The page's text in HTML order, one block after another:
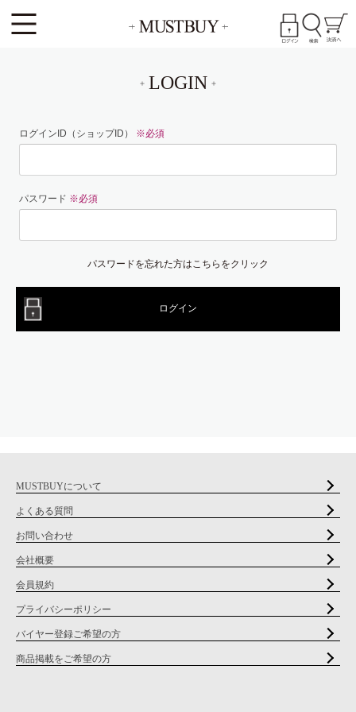
LOGIN
ログインID（ショップID） ※必須
パスワード ※必須
パスワードを忘れた方はこちらをクリック
MUSTBUYについて
よくある質問
お問い合わせ
会社概要
会員規約
プライバシーポリシー
バイヤー登録ご希望の方
商品掲載をご希望の方